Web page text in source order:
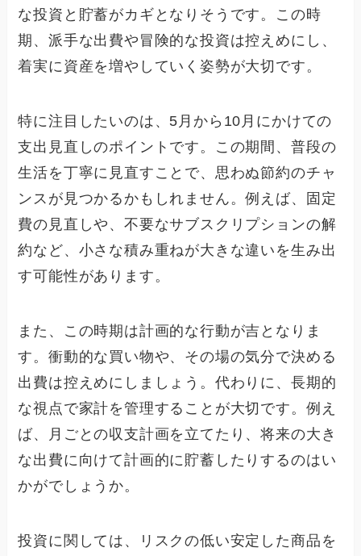
な投資と貯蓄がカギとなりそうです。この時
期、派手な出費や冒険的な投資は控えめにし、
着実に資産を増やしていく姿勢が大切です。
特に注目したいのは、5月から10月にかけての
支出見直しのポイントです。この期間、普段の
生活を丁寧に見直すことで、思わぬ節約のチャ
ンスが見つかるかもしれません。例えば、固定
費の見直しや、不要なサブスクリプションの解
約など、小さな積み重ねが大きな違いを生み出
す可能性があります。
また、この時期は計画的な行動が吉となりま
す。衝動的な買い物や、その場の気分で決める
出費は控えめにしましょう。代わりに、長期的
な視点で家計を管理することが大切です。例え
ば、月ごとの収支計画を立てたり、将来の大き
な出費に向けて計画的に貯蓄したりするのはい
かがでしょうか。
投資に関しては、リスクの低い安定した商品を